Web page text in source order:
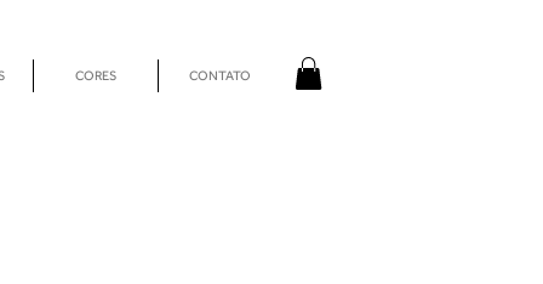
CORES CONTATO